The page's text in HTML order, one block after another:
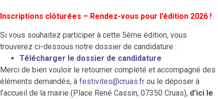
Inscriptions clôturées – Rendez-vous pour l’édition 2026 !
Si vous souhaitez participer à cette 5ème édition, vous
trouverez ci-dessous notre dossier de candidature :
Télécharger le dossier de candidature
Merci de bien vouloir le retourner complété et accompagné des
éléments demandés, à festivites@cruas.fr ou le déposer à
l’accueil de la mairie (Place René Cassin, 07350 Cruas), d’ici le